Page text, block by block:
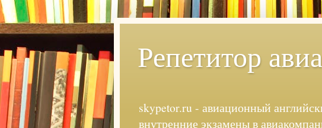
Репетитор
skypetor.ru - авиационный
внутренние экзамены в